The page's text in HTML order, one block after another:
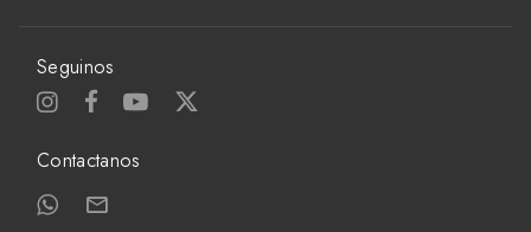
Seguinos
Contactanos